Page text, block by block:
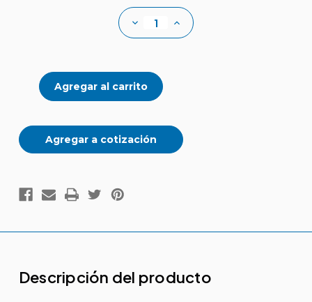
Disminuir
cantidad
LED
montaje
en
pared
LUMINUS
Aumentar
cantidad
LUMINUS
Agregar a cotización
Descripción del producto